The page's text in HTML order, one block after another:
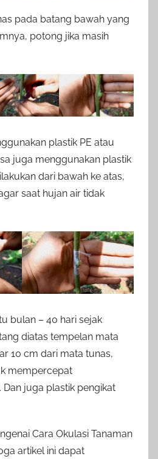
pada batang bawah yang
potong jika masih
plastik PE atau
juga menggunakan plastik
dari bawah ke atas,
saat hujan air tidak
bulan – 40 hari sejak
diatas tempelan mata
10 cm dari mata tunas,
mempercepat
juga plastik pengikat
Cara Okulasi Tanaman
artikel ini dapat